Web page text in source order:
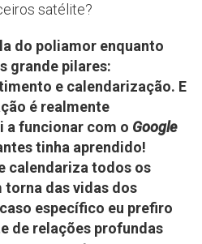
satélite?
do poliamor enquanto
grande pilares:
e calendarização. E
é realmente
a funcionar com o Google
tinha aprendido!
calendariza todos os
torna das vidas dos
específico eu prefiro
de relações profundas